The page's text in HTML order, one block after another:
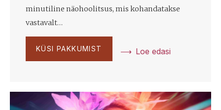
minutiline näohoolitsus, mis kohandatakse
vastavalt…
KÜSI PAKKUMIST Loe edasi